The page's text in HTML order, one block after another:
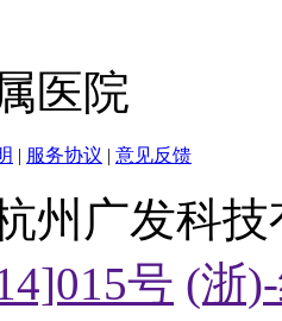
医院
| 服务协议 | 意见反馈
州广发科
号 (浙